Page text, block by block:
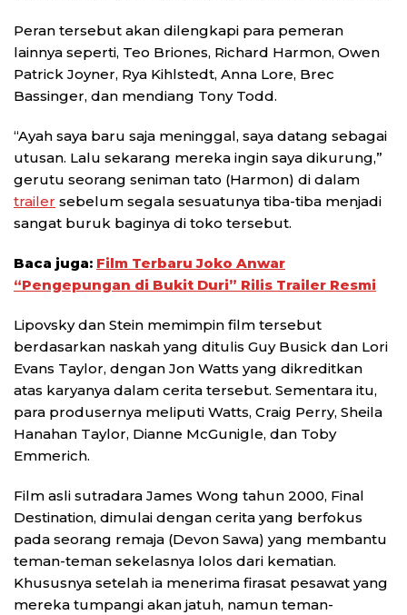
Peran tersebut akan dilengkapi para pemeran
lainnya seperti, Teo Briones, Richard Harmon, Owen
Patrick Joyner, Rya Kihlstedt, Anna Lore, Brec
Bassinger, dan mendiang Tony Todd.
“Ayah saya baru saja meninggal, saya datang sebagai
utusan. Lalu sekarang mereka ingin saya dikurung,”
gerutu seorang seniman tato (Harmon) di dalam
trailer sebelum segala sesuatunya tiba-tiba menjadi
sangat buruk baginya di toko tersebut.
Baca juga: Film Terbaru Joko Anwar
“Pengepungan di Bukit Duri” Rilis Trailer Resmi
Lipovsky dan Stein memimpin film tersebut
berdasarkan naskah yang ditulis Guy Busick dan Lori
Evans Taylor, dengan Jon Watts yang dikreditkan
atas karyanya dalam cerita tersebut. Sementara itu,
para produsernya meliputi Watts, Craig Perry, Sheila
Hanahan Taylor, Dianne McGunigle, dan Toby
Emmerich.
Film asli sutradara James Wong tahun 2000, Final
Destination, dimulai dengan cerita yang berfokus
pada seorang remaja (Devon Sawa) yang membantu
teman-teman sekelasnya lolos dari kematian.
Khususnya setelah ia menerima firasat pesawat yang
mereka tumpangi akan jatuh, namun teman-